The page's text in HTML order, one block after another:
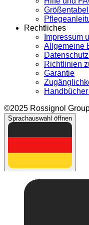
Rechtliches
Impressum
Allgemeine
Richtlinien
Garantie
©2025 Rossignol
Sprachauswahl öffnen